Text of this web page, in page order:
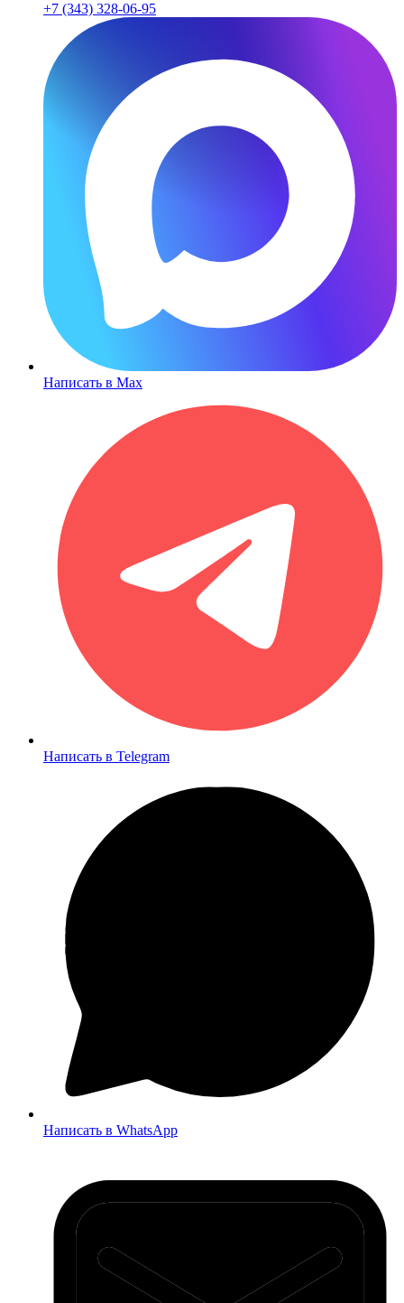
+7 (343) 328-06-95
Написать в Max
Написать в Telegram
Написать в WhatsApp